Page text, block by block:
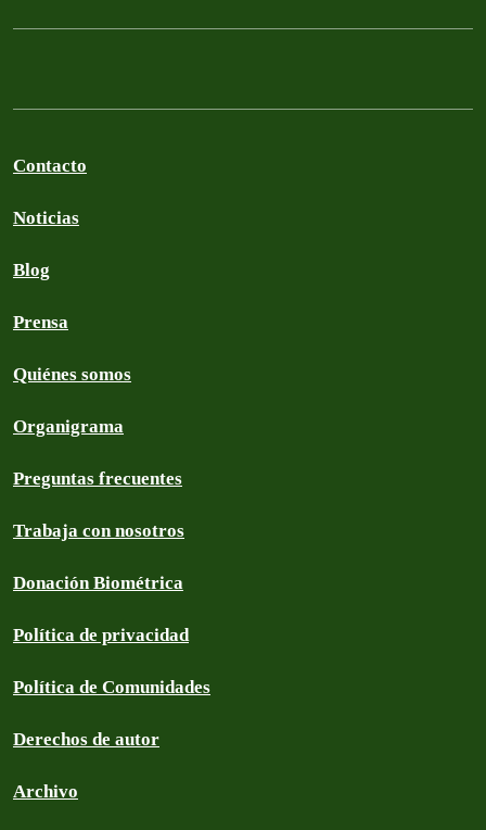
Contacto
Noticias
Blog
Prensa
Quiénes somos
Organigrama
Preguntas frecuentes
Trabaja con nosotros
Donación Biométrica
Política de privacidad
Política de Comunidades
Derechos de autor
Archivo